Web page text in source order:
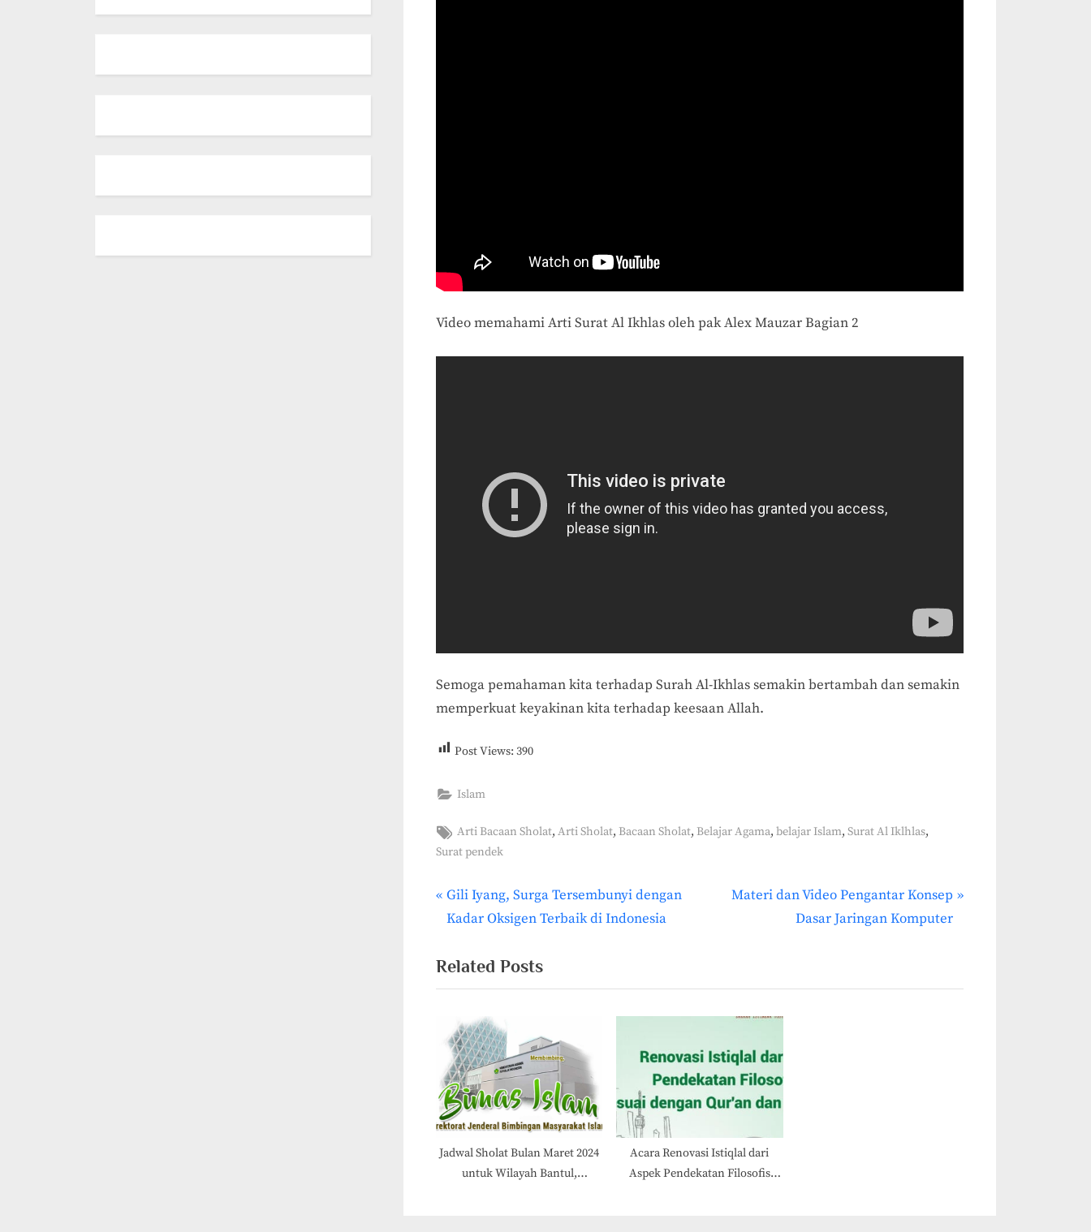
Video memahami Arti Surat Al Ikhlas oleh pak Alex Mauzar Bagian 2
Semoga pemahaman kita terhadap Surah Al-Ikhlas semakin bertambah dan semakin
memperkuat keyakinan kita terhadap keesaan Allah.
Post Views: 390
Islam
Tags:
Arti Bacaan Sholat, Arti Sholat, Bacaan Sholat, Belajar Agama, belajar Islam, Surat Al Iklhlas,
Surat pendek
Post
P
r
v
i
u
s
P
o
s
t
Gili Iyang, Surga Tersembunyi dengan
Kadar Oksigen Terbaik di Indonesia
N
P
o
t
:
Materi dan Video Pengantar Konsep
Dasar Jaringan Komputer
Related Posts
Jadwal Sholat Bulan Maret 2024
untuk Wilayah Bantul,
Acara Renovasi Istiqlal dari
Aspek Pendekatan Filosofis